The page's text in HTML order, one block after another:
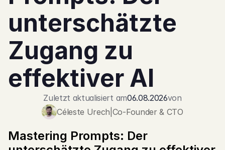
Preise
Schweiz · DE
Log in
Jetzt kostenlos starten
unterschätzte
Zugang zu
effektiver AI
Zuletzt aktualisiert am06.08.2026von
Céleste Urech Co-Founder & CTO
Mastering Prompts: Der